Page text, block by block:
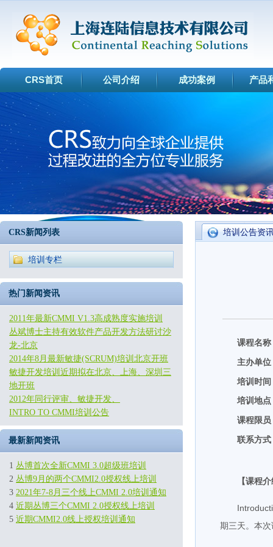
CRS首页 公司介绍 成功案例 产品
培训公告资
课程名称
主办单位
培训时间
培训地点
课程限员
联系方式
【课程
期三天。本
CRS新闻列表
培训专栏
热门新闻资讯
2011年最新CMMI V1.3高成熟度实施培训
丛斌博士主持有效软件产品开发方法研讨沙
龙-北京
2014年8月最新敏捷(SCRUM)培训北京开班
敏捷开发培训近期拟在北京、上海、深圳三
地开班
2012年同行评审、敏捷开发、
INTRO TO CMMI培训公告
最新新闻资讯
1 丛博首次全新CMMI 3.0超级班培训
2 丛博9月的两个CMMI2.0授权线上培训
3 2021年7-8月三个线上CMMI 2.0培训通知
4 近期丛博三个CMMI 2.0授权线上培训
5 近期CMMI2.0线上授权培训通知